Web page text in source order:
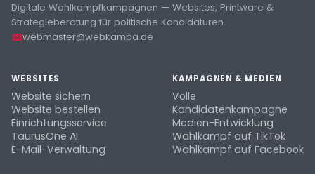
Digitale Wahlkampfkampagnen — Websites, Printware &
Strategieberatung für politische Kandidaturen.
webmaster@webkampa.de
WEBSITES
Website sichern
Website bestellen
Einrichtungsservice
TaurusOne AI
E-Mail-Verwaltung
KAMPAGNEN & MEDIEN
Volle
Kandidatenkampagne
Medien-Entwicklung
Wahlkampf auf TikTok
Wahlkampf auf Facebook